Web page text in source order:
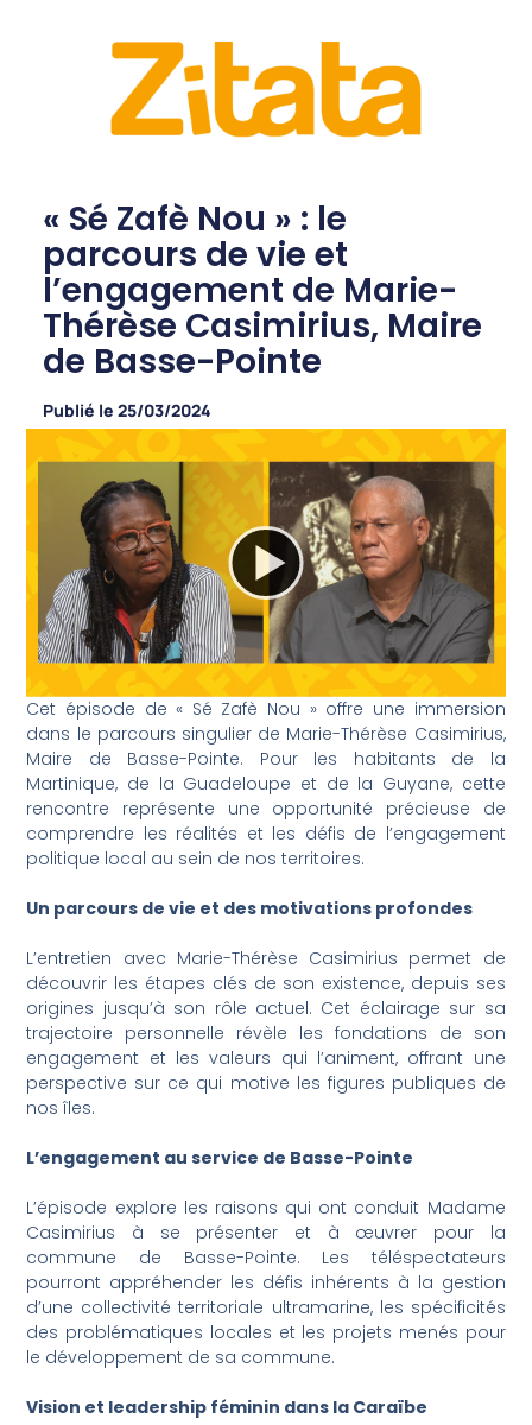
« Sé Zafè Nou » : le
parcours de vie et
l’engagement de Marie-
Thérèse Casimirius, Maire
de Basse-Pointe
Publié le 25/03/2024
Cet épisode de « Sé Zafè Nou » offre une immersion
dans le parcours singulier de Marie-Thérèse Casimirius,
Maire de Basse-Pointe. Pour les habitants de la
Martinique, de la Guadeloupe et de la Guyane, cette
rencontre représente une opportunité précieuse de
comprendre les réalités et les défis de l’engagement
politique local au sein de nos territoires.
Un parcours de vie et des motivations profondes
L’entretien avec Marie-Thérèse Casimirius permet de
découvrir les étapes clés de son existence, depuis ses
origines jusqu’à son rôle actuel. Cet éclairage sur sa
trajectoire personnelle révèle les fondations de son
engagement et les valeurs qui l’animent, offrant une
perspective sur ce qui motive les figures publiques de
nos îles.
L’engagement au service de Basse-Pointe
L’épisode explore les raisons qui ont conduit Madame
Casimirius à se présenter et à œuvrer pour la
commune de Basse-Pointe. Les téléspectateurs
pourront appréhender les défis inhérents à la gestion
d’une collectivité territoriale ultramarine, les spécificités
des problématiques locales et les projets menés pour
le développement de sa commune.
Vision et leadership féminin dans la Caraïbe